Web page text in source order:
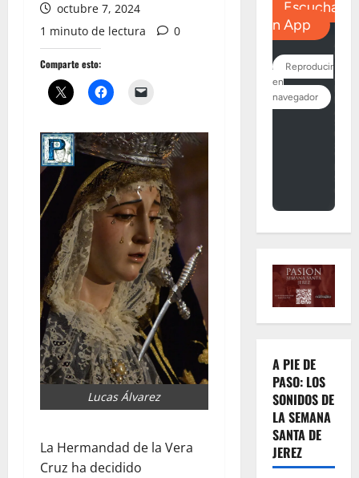
octubre 7, 2024
1 minuto de lectura
0
Comparte esto:
Lucas Álvarez
La Hermandad de la Vera
Cruz ha decidido
A PIE DE
PASO: LOS
SONIDOS DE
LA SEMANA
SANTA DE
JEREZ